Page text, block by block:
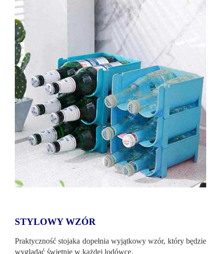
STYLOWY WZÓR
Praktyczność stojaka dopełnia wyjątkowy wzór, który będzie
wyglądać świetnie w każdej lodówce.